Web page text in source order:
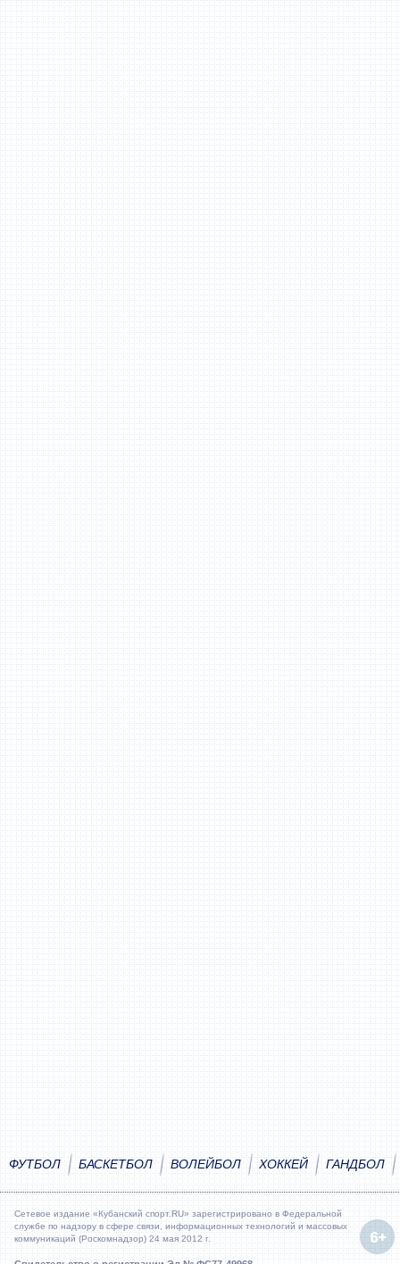
ФУТБОЛ БАСКЕТБОЛ ВОЛЕЙБОЛ ХОККЕЙ ГАНДБОЛ
Сетевое издание «Кубанский спорт.RU» зарегистрировано в Федеральной
службе по надзору в сфере связи, информационных технологий и массовых
коммуникаций (Роскомнадзор) 24 мая 2012 г.